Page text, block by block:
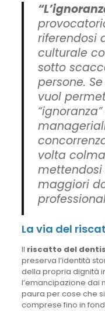
riferendosi
culturale
sotto
persone.
vuol
volta
mettendosi
maggiori
La via del
Il riscatto del
preserva l’identità
della propria dignità
l’emancipazione dai
paura per cose che
comprese fino in